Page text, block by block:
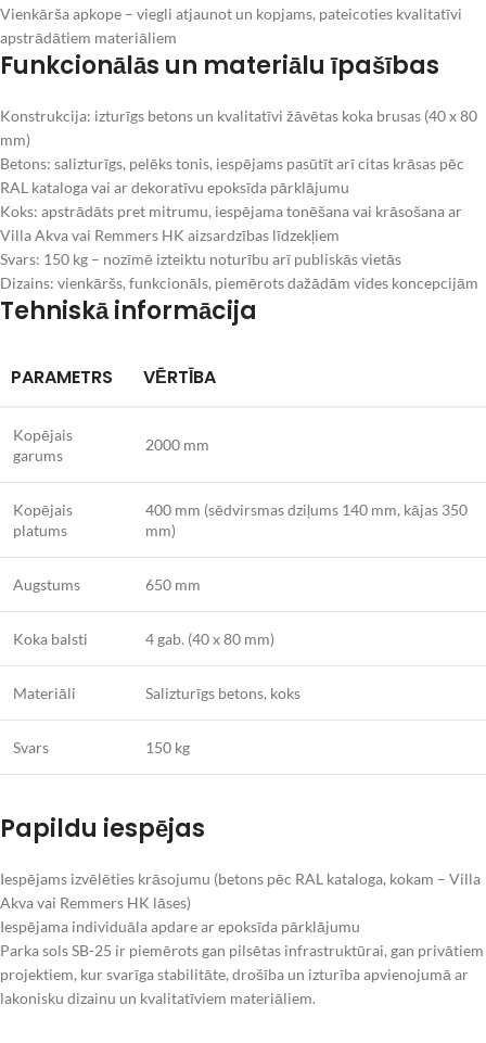
Vienkārša apkope – viegli atjaunot un kopjams, pateicoties kvalitatīvi
apstrādātiem materiāliem
Funkcionālās un materiālu īpašības
Konstrukcija: izturīgs betons un kvalitatīvi žāvētas koka brusas (40 x 80
mm)
Betons: salizturīgs, pelēks tonis, iespējams pasūtīt arī citas krāsas pēc
RAL kataloga vai ar dekoratīvu epoksīda pārklājumu
Koks: apstrādāts pret mitrumu, iespējama tonēšana vai krāsošana ar
Villa Akva vai Remmers HK aizsardzības līdzekļiem
Svars: 150 kg – nozīmē izteiktu noturību arī publiskās vietās
Dizains: vienkāršs, funkcionāls, piemērots dažādām vides koncepcijām
Tehniskā informācija
PARAMETRS VĒRTĪBA
Kopējais
garums
2000 mm
Kopējais
platums
400 mm (sēdvirsmas dziļums 140 mm, kājas 350
mm)
Augstums 650 mm
Koka balsti 4 gab. (40 x 80 mm)
Materiāli Salizturīgs betons, koks
Svars 150 kg
Papildu iespējas
Iespējams izvēlēties krāsojumu (betons pēc RAL kataloga, kokam – Villa
Akva vai Remmers HK lāses)
Iespējama individuāla apdare ar epoksīda pārklājumu
Parka sols SB-25 ir piemērots gan pilsētas infrastruktūrai, gan privātiem
projektiem, kur svarīga stabilitāte, drošība un izturība apvienojumā ar
lakonisku dizainu un kvalitatīviem materiāliem.